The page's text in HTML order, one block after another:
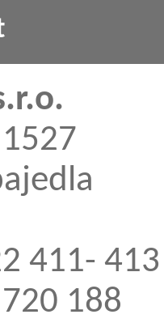
411- 413
188